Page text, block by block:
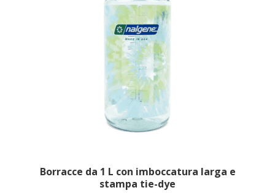
Borracce da 1 L con imboccatura larga e
stampa tie-dye